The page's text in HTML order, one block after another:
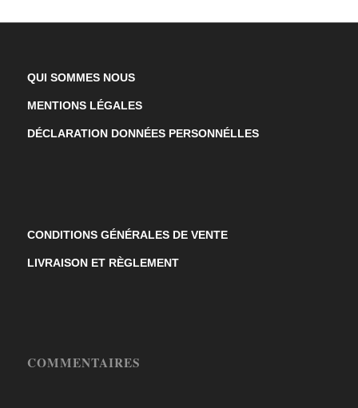
QUI SOMMES NOUS
MENTIONS LÉGALES
DÉCLARATION DONNÉES PERSONNÉLLES
CONDITIONS GÉNÉRALES DE VENTE
LIVRAISON ET RÈGLEMENT
COMMENTAIRES